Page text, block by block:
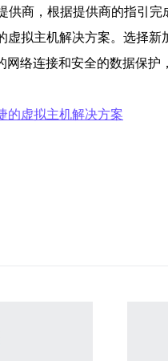
商，根据提供商的指引完
虚拟主机解决方案。选择
络连接和安全的数据保护
的虚拟主机解决方案